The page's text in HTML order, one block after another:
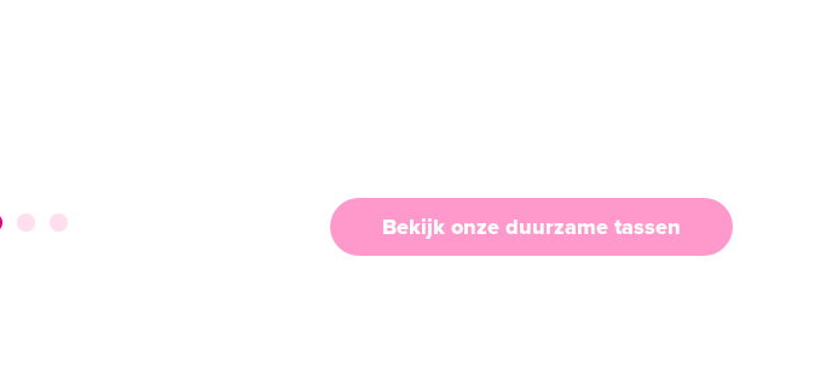
Bekijk onze duurzame tassen